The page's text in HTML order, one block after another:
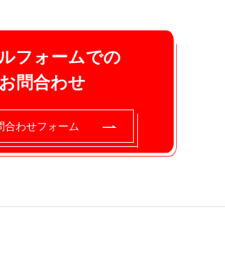
フォームでの
お問合わせ
合わせフォーム